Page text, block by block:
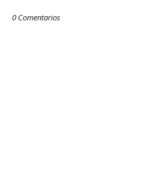
0 Comentarios